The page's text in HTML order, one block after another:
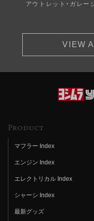
アウトレット・ガレー
VIEW
Product
マフラー Index
エンジン Index
エレクトリカル Index
シャーシ Index
最新グッズ